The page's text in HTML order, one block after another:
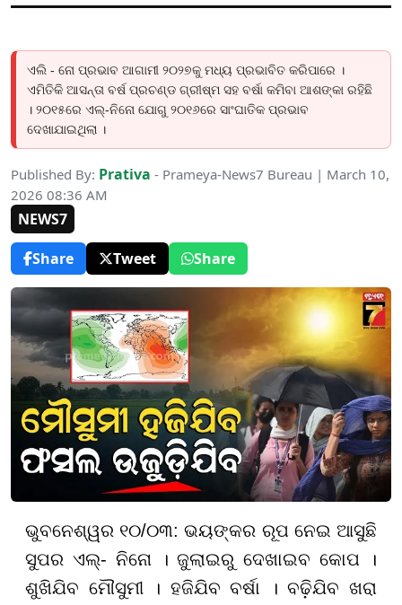
ଏଲି - ନୋ ପ୍ରଭାବ ଆଗାମୀ ୨୦୨୭କୁ ମଧ୍ୟ ପ୍ରଭାବିତ କରିପାରେ ।
ଏମିତିକି ଆସନ୍ତା ବର୍ଷ ପ୍ରଚଣ୍ଡ ଗ୍ରୀଷ୍ମ ସହ ବର୍ଷା କମିବା ଆଶଙ୍କା ରହିଛି
। ୨୦୧୫ରେ ଏଲ୍-ନିନୋ ଯୋଗୁ ୨୦୧୬ରେ ସାଂଘାତିକ ପ୍ରଭାବ
ଦେଖାଯାଇଥିଲା ।
Published By: Prativa - Prameya-News7 Bureau | March 10,
2026 08:36 AM
NEWS7
Share
Tweet Share
ଭୁବନେଶ୍ୱର ୧୦/୦୩: ଭୟଙ୍କର ରୂପ ନେଇ ଆସୁଛି
ସୁପର ଏଲ୍- ନିନୋ । ଜୁଲାଇରୁ ଦେଖାଇବ କୋପ ।
ଶୁଖିଯିବ ମୌସୁମୀ । ହଜିଯିବ ବର୍ଷା । ବଢ଼ିଯିବ ଖରା